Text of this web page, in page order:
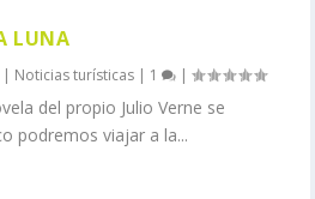
LUNA
| Noticias turísticas | 1 |
del propio Julio Verne se
podremos viajar a la...